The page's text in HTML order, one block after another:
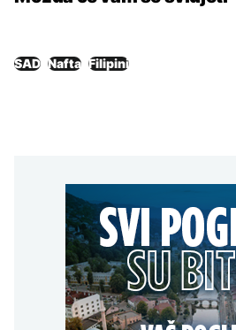
SAD Nafta Filipini